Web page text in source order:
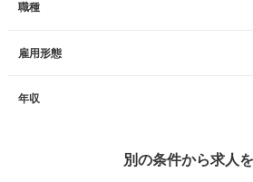
職種
雇用形態
年収
別の条件から求人